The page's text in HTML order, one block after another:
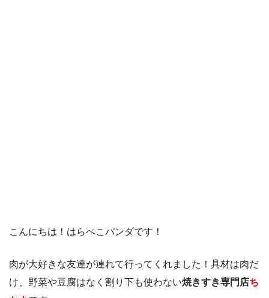
こんにちは！はらぺこパンダです！
肉が大好きな友達が連れて行ってくれました！具材は肉だ
け、野菜や豆腐はなく割り下も使わない焼きすき専門店ち